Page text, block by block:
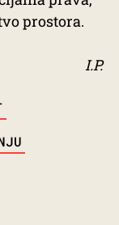
prostora.
I.P.